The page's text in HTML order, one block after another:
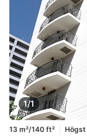
1/1
13 m²/140 ft² Högst